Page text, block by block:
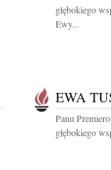
głębokiego
Ewy...
EWA
Panu
głębokiego